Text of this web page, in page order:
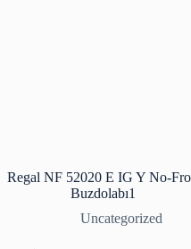
Regal NF 52020 E IG Y No-
Buzdolabı1
Uncategorized